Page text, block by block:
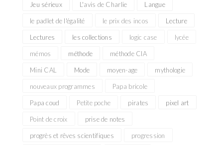
Jeu sérieux L'avis de Charlie Langue
le padlet de l'égalité le prix des incos Lecture
Lectures les collections logic case lycée
mémos méthode méthode CIA
Mini CAL Mode moyen-age mythologie
nouveaux programmes Papa bricole
Papa coud Petite poche pirates pixel art
Point de croix prise de notes
progrès et rêves scientifiques progression